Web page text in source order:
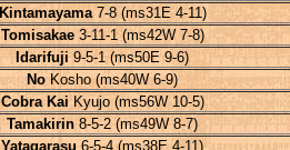
Kintamayama7-8 (ms31E 4-11)
Tomisakae3-11-1 (ms42W 7-8)
Idarifuji 9-5-1 (ms50E 9-6)
No Kosho (ms40W 6-9)
Cobra Kai Kyujo (ms56W 10-5)
Tamakirin 8-5-2 (ms49W 8-7)
Yatagarasu 6-5-4 (ms38E 4-11)